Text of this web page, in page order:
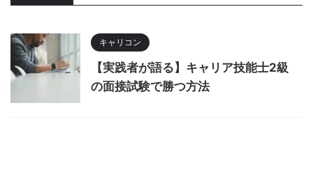
キャリコン
【実践者が語る】キャリア技能士2級
の面接試験で勝つ方法